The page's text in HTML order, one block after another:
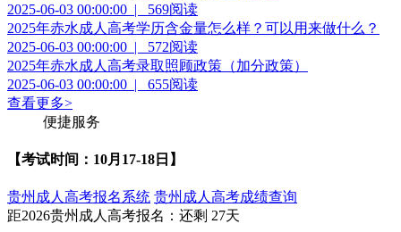
2025-06-03 00:00:00 | 569阅读
2025年赤水成人高考学历含金量怎么样？可以用来做什么？
2025-06-03 00:00:00 | 572阅读
2025年赤水成人高考录取照顾政策（加分政策）
2025-06-03 00:00:00 | 655阅读
查看更多>
便捷服务
【考试时间：10月17-18日】
贵州成人高考报名系统 贵州成人高考成绩查询
距2026贵州成人高考报名 ：还剩 27天